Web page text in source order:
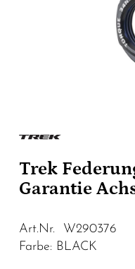
Trek
Garantie
Art.Nr. W290376
Farbe: BLACK